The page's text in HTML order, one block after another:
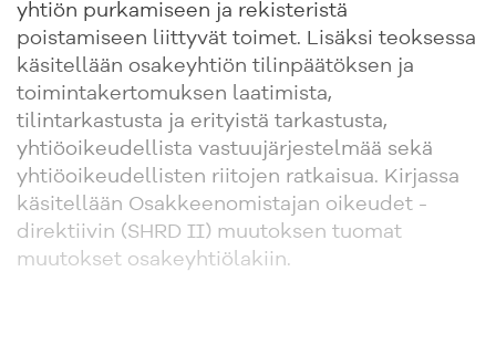
yhtiön purkamiseen ja rekisteristä
poistamiseen liittyvät toimet. Lisäksi teoksessa
käsitellään osakeyhtiön tilinpäätöksen ja
toimintakertomuksen laatimista,
tilintarkastusta ja erityistä tarkastusta,
yhtiöoikeudellista vastuujärjestelmää sekä
yhtiöoikeudellisten riitojen ratkaisua. Kirjassa
käsitellään Osakkeenomistajan oikeudet -
direktiivin (SHRD II) muutoksen tuomat
muutokset osakeyhtiölakiin.